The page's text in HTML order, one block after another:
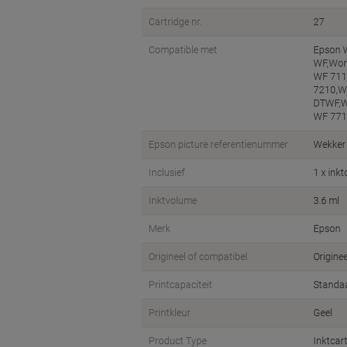
Cartridge nr. 27
Compatible met
Epson
WF
WF
Epson picture referentienummer Wekker
Inclusief 1 x
Inktvolume 3.6 ml
Merk Epson
Origineel of compatibel
Printcapaciteit
Printkleur Geel
Product Type